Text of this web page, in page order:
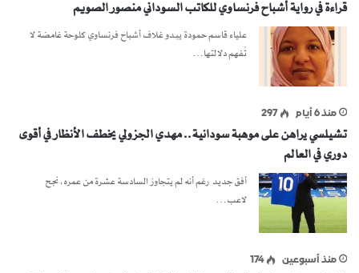
قراءة في رواية أشباح فرنساوي للكاتب السوداني منصور الصويم
علياء قاسم حمودة يبدو غلاف أشباح فرنساوي كلوحة غامضة لا
تُفهم دلالتها…
منذ 6 أيام 297
تشيلسي يراهن على موهبة سودانية.. مهدي الجزولي يخطف الأنظار في أقوى
دوري في العالم
أفق جديد رغم أنه لم يتجاوز السادسة عشرة من عمره، نجح
لاعب…
منذ أسبوعين 174